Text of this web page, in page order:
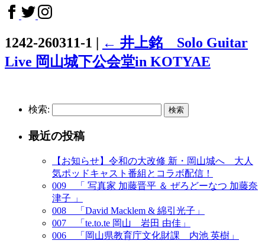
1242-260311-1 ← 井上銘 Solo Guitar
Live 岡山城下公会堂in KOTYAE
検索:
最近の投稿
【お知らせ】令和の大改修 新・岡山城へ 大人
気ポッドキャスト番組とコラボ配信！
009 「 写真家 加藤晋平 ＆ ぜろどーなつ 加藤奈
津子 」
008 「David Macklem & 綿引光子」
007 「te.to.te 岡山 岩田 由佳」
006 「岡山県教育庁文化財課 内池 英樹」